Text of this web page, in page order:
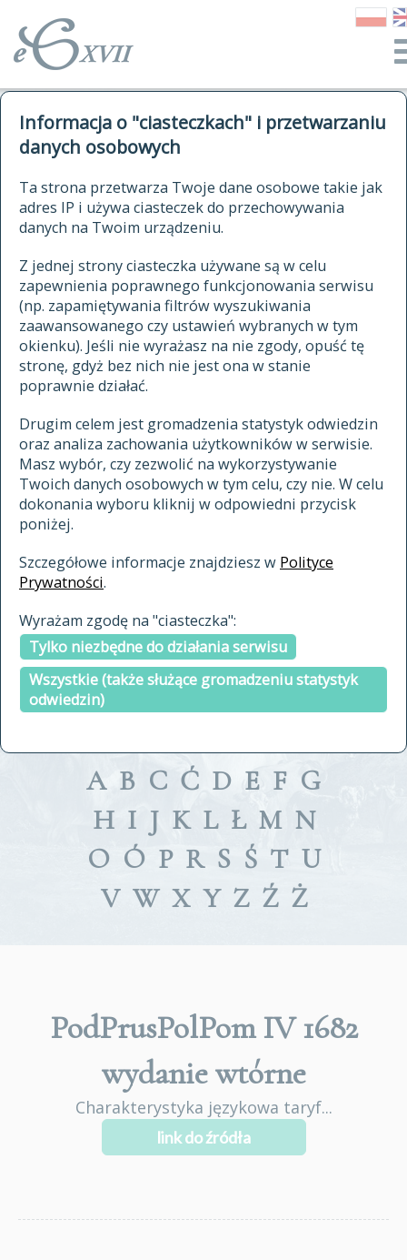
Informacja o "ciasteczkach" i przetwarzaniu
danych osobowych
Ta strona przetwarza Twoje dane osobowe takie jak
adres IP i używa ciasteczek do przechowywania
danych na Twoim urządzeniu.
Z jednej strony ciasteczka używane są w celu
zapewnienia poprawnego funkcjonowania serwisu
(np. zapamiętywania filtrów wyszukiwania
zaawansowanego czy ustawień wybranych w tym
okienku). Jeśli nie wyrażasz na nie zgody, opuść tę
stronę, gdyż bez nich nie jest ona w stanie
poprawnie działać.
Drugim celem jest gromadzenia statystyk odwiedzin
oraz analiza zachowania użytkowników w serwisie.
Masz wybór, czy zezwolić na wykorzystywanie
Twoich danych osobowych w tym celu, czy nie. W celu
dokonania wyboru kliknij w odpowiedni przycisk
poniżej.
Szczegółowe informacje znajdziesz w Polityce
Prywatności.
Wyrażam zgodę na "ciasteczka":
Tylko niezbędne do działania serwisu
Wszystkie (także służące gromadzeniu statystyk
odwiedzin)
autorzy Słownika
historia
publikacje
źródła
autorzy tekstów źródłowych
zasady opracowania
statystyki
najnowsze hasła
ostatnio zmodyfikowane hasła
materiały archiwalne
cytowanie
kontakt
kwerendy
jak cytować Słownik
ELEKTRONICZNY SŁOWNIK
JĘZYKA POLSKIEGO
XVII I XVIII WIEKU
znajdź hasła
zaczynające się od
indeksie
a fronte
a tergo
A B C Ć D E F G
H I J K L Ł M N
O Ó P R S Ś T U
V W X Y Z Ź Ż
PodPrusPolPom IV 1682
wydanie wtórne
Charakterystyka językowa taryf...
link do źródła